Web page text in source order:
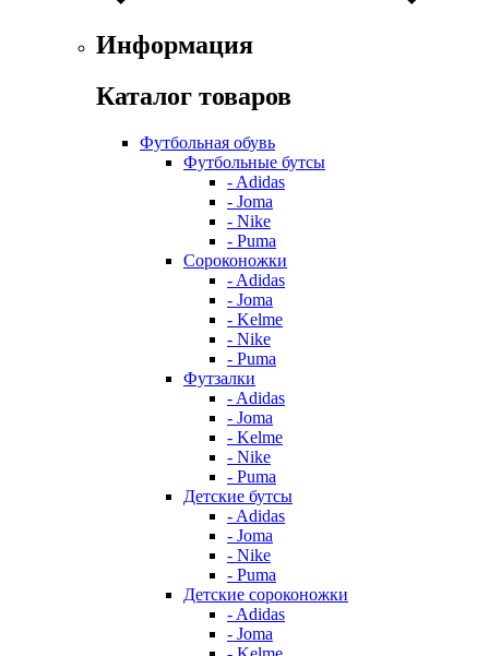
Информация
Каталог товаров
Футбольная обувь
Футбольные бутсы
- Adidas
- Joma
- Nike
- Puma
Сороконожки
- Adidas
- Joma
- Kelme
- Nike
- Puma
Футзалки
- Adidas
- Joma
- Kelme
- Nike
- Puma
Детские бутсы
- Adidas
- Joma
- Nike
- Puma
Детские сороконожки
- Adidas
- Joma